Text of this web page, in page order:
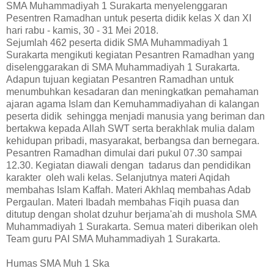
SMA Muhammadiyah 1 Surakarta menyelenggaran
Pesentren Ramadhan untuk peserta didik kelas X dan XI
hari rabu - kamis, 30 - 31 Mei 2018.
Sejumlah 462 peserta didik SMA Muhammadiyah 1
Surakarta mengikuti kegiatan Pesantren Ramadhan yang
diselenggarakan di SMA Muhammadiyah 1 Surakarta.
Adapun tujuan kegiatan Pesantren Ramadhan untuk
menumbuhkan kesadaran dan meningkatkan pemahaman
ajaran agama Islam dan Kemuhammadiyahan di kalangan
peserta didik sehingga menjadi manusia yang beriman dan
bertakwa kepada Allah SWT serta berakhlak mulia dalam
kehidupan pribadi, masyarakat, berbangsa dan bernegara.
Pesantren Ramadhan dimulai dari pukul 07.30 sampai
12.30. Kegiatan diawali dengan tadarus dan pendidikan
karakter oleh wali kelas. Selanjutnya materi Aqidah
membahas Islam Kaffah. Materi Akhlaq membahas Adab
Pergaulan. Materi Ibadah membahas Fiqih puasa dan
ditutup dengan sholat dzuhur berjama'ah di mushola SMA
Muhammadiyah 1 Surakarta. Semua materi diberikan oleh
Team guru PAI SMA Muhammadiyah 1 Surakarta.
Humas SMA Muh 1 Ska